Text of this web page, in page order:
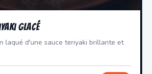
Glacé
laqué d'une sauce teriyaki brillante et